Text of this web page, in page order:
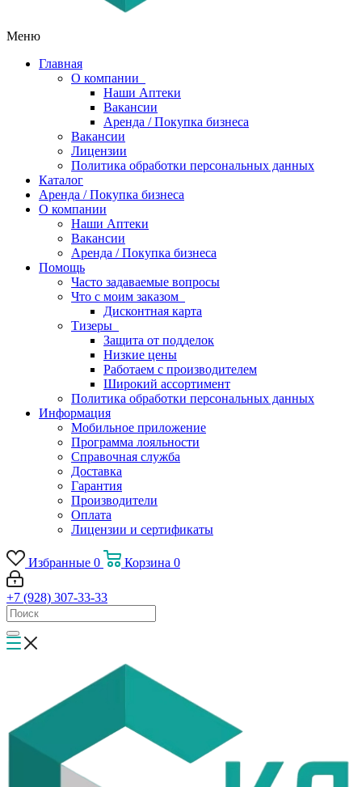
Меню
Главная
О компании
Наши Аптеки
Вакансии
Аренда / Покупка бизнеса
Вакансии
Лицензии
Политика обработки персональных данных
Каталог
Аренда / Покупка бизнеса
О компании
Наши Аптеки
Вакансии
Аренда / Покупка бизнеса
Помощь
Часто задаваемые вопросы
Что с моим заказом
Дисконтная карта
Тизеры
Защита от подделок
Низкие цены
Работаем с производителем
Широкий ассортимент
Политика обработки персональных данных
Информация
Мобильное приложение
Программа лояльности
Справочная служба
Доставка
Гарантия
Производители
Оплата
Лицензии и сертификаты
Избранные 0 Корзина 0
+7 (928) 307-33-33